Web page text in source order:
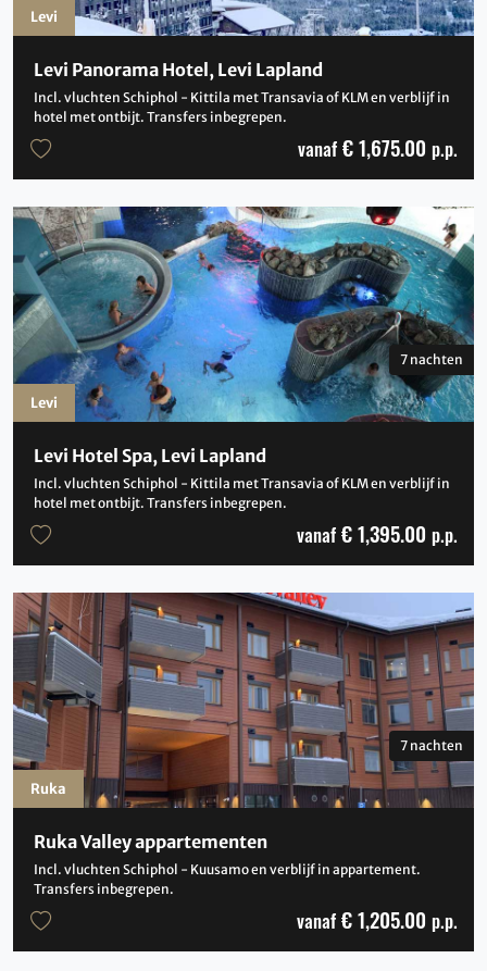
Levi Panorama Hotel, Levi Lapland
Incl. vluchten Schiphol - Kittila met Transavia of KLM en verblijf in
hotel met ontbijt. Transfers inbegrepen.
vanaf € 1,675.00 p.p.
Levi
Levi Hotel Spa, Levi Lapland
Incl. vluchten Schiphol - Kittila met Transavia of KLM en verblijf in
hotel met ontbijt. Transfers inbegrepen.
7 nachten
vanaf € 1,395.00 p.p.
Levi
Ruka Valley appartementen
Incl. vluchten Schiphol - Kuusamo en verblijf in appartement.
Transfers inbegrepen.
7 nachten
vanaf € 1,205.00 p.p.
Ruka